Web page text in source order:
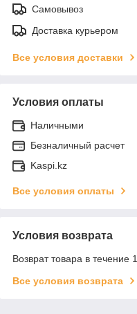
Самовывоз
Доставка курьером
Все условия доставки
Условия оплаты
Наличными
Безналичный расчет
Kaspi.kz
Все условия оплаты
Условия возврата
Возврат товара в течение
Все условия возврата